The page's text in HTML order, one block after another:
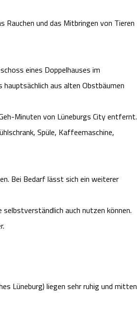
und das Mitbringen von Tieren
eines Doppelhauses im
aus alten Obstbäumen
Minuten von Lüneburgs City entfernt.
Spüle, Kaffeemaschine,
Bei Bedarf lässt sich ein weiterer
selbstverständlich auch nutzen können.
Lüneburg) liegen sehr ruhig und mitten